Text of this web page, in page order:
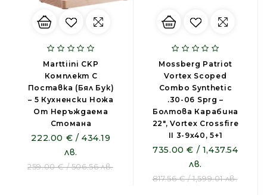
Marttiini CKP
Комплект С
Поставка (бял Бук)
– 5 Кухненски Ножа
От Неръждаема
Стомана
222.00 € / 434.19
лв.
259.00 € / 506.56 лв.
Mossberg Patriot
Vortex Scoped
Combo Synthetic
.30-06 Sprg –
Болтова Карабина
22", Vortex Crossfire
II 3-9x40, 5+1
735.00 € / 1,437.54
лв.
817.56 € / 1,599.01 лв.